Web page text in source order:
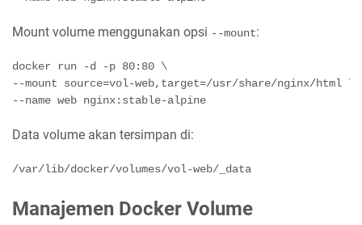
Mount volume menggunakan opsi --mount:
docker run -d -p 80:80 \
--mount source=vol-web,target=/usr/share/nginx/html \
Data volume akan tersimpan di:
/var/lib/docker/volumes/vol-web/_data
Manajemen Docker Volume